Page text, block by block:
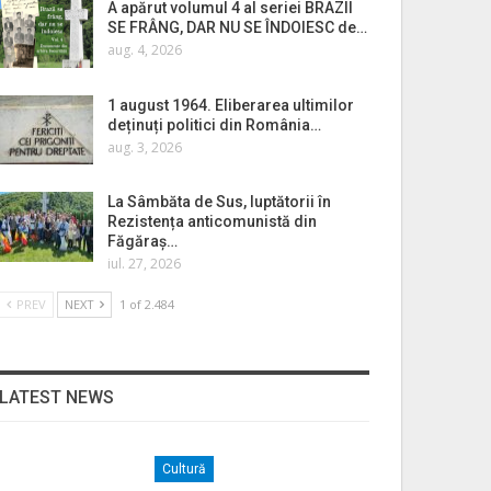
A apărut volumul 4 al seriei BRAZII
SE FRÂNG, DAR NU SE ÎNDOIESC de…
aug. 4, 2026
1 august 1964. Eliberarea ultimilor
deținuți politici din România…
aug. 3, 2026
La Sâmbăta de Sus, luptătorii în
Rezistența anticomunistă din
Făgăraș…
iul. 27, 2026
PREV NEXT 1 of 2.484
NEWS
Cultură